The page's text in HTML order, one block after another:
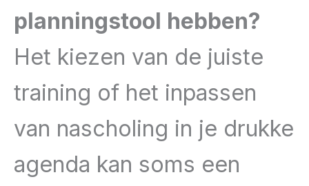
planningstool hebben?
Het kiezen van de juiste
training of het inpassen
van nascholing in je drukke
agenda kan soms een